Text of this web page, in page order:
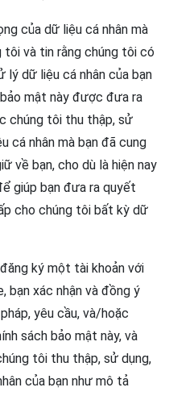
của dữ liệu cá nhân mà
và tin rằng chúng tôi có
lý dữ liệu cá nhân của bạn
mật này được đưa ra
chúng tôi thu thập, sử
cá nhân mà bạn đã cung
về bạn, cho dù là hiện nay
giúp bạn đưa ra quyết
cho chúng tôi bất kỳ dữ
ký một tài khoản với
bạn xác nhận và đồng ý
yêu cầu, và/hoặc
sách bảo mật này, và
tôi thu thập, sử dụng,
của bạn như mô tả